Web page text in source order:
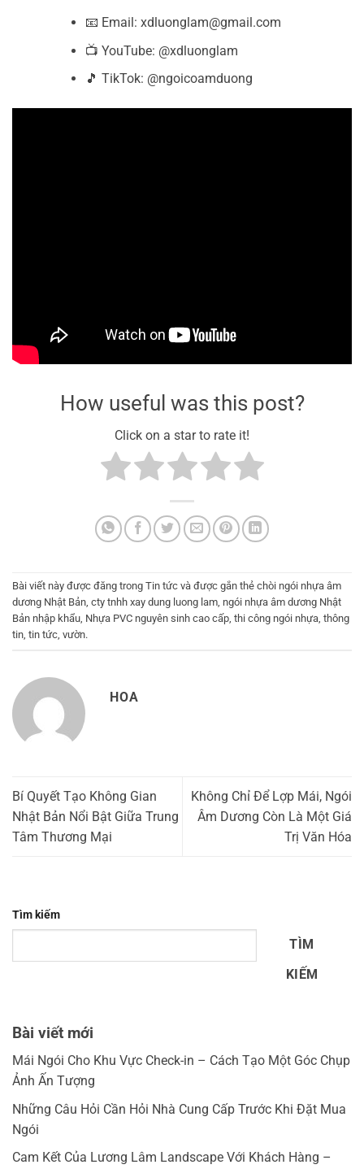
📧 Email: xdluonglam@gmail.com
📺 YouTube: @xdluonglam
🎵 TikTok: @ngoicoamduong
How useful was this post?
Click on a star to rate it!
Bài viết này được đăng trong Tin tức và được gắn thẻ chòi ngói nhựa âm
dương Nhật Bản, cty tnhh xay dung luong lam, ngói nhựa âm dương Nhật
Bản nhập khẩu, Nhựa PVC nguyên sinh cao cấp, thi công ngói nhựa, thông
tin, tin tức, vườn.
HOA
Bí Quyết Tạo Không Gian
Nhật Bản Nổi Bật Giữa Trung
Tâm Thương Mại
Không Chỉ Để Lợp Mái, Ngói
Âm Dương Còn Là Một Giá
Trị Văn Hóa
Tìm kiếm
TÌM
KIẾM
Bài viết mới
Mái Ngói Cho Khu Vực Check-in – Cách Tạo Một Góc Chụp
Ảnh Ấn Tượng
Những Câu Hỏi Cần Hỏi Nhà Cung Cấp Trước Khi Đặt Mua
Ngói
Cam Kết Của Lương Lâm Landscape Với Khách Hàng –